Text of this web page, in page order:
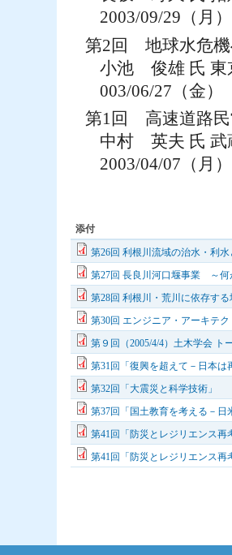
2003/09/29（月）
第2回 地球水危機
小池 俊雄 氏 東
003/06/27（金）
第1回 高速道路民
中村 英夫 氏 武
2003/04/07（月）
添付
第26回 利根川流域の治水・利
第27回 長良川河口堰事業 ～何
第28回 利根川・荒川に依存す
第30回 エンジニア・アーキテ
第９回（2005/4/4）土木学会 ト
第31回「復興を超えて－日本
第32回「大震災と科学技術」
第37回「国土教育を考える－
第41回「防災とレジリエンス再
第41回「防災とレジリエンス再